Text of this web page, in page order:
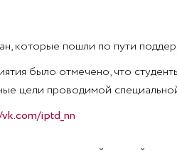
которые пошли по пути
было отмечено, что
цели проводимой
iptd_nn